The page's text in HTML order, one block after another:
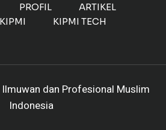
PROFIL
ARTIKEL
KIPMI TECH
dan Profesional Muslim
Indonesia